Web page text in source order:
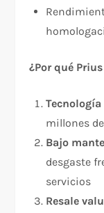
¿Por qué
millones
Bajo
desgaste
servicios
Resale